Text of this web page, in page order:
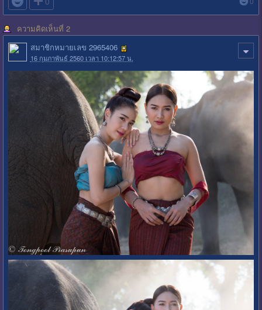
ความคิดเห็นที่ 2
สมาชิกหมายเลข 2965406
16 กุมภาพันธ์ 2560 เวลา 10:12:57 น.